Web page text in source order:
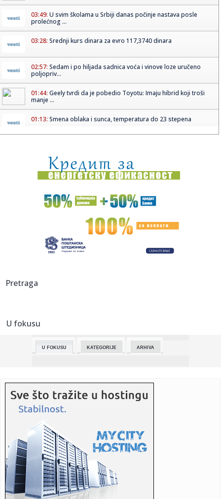
03:49: U svim školama u Srbiji danas počinje nastava posle
prolećnog ...
03:28: Srednji kurs dinara za evro 117,3740 dinara
02:57: Sedam i po hiljada sadnica voća i vinove loze uručeno
poljopriv...
01:44: Geely tvrdi da je pobedio Toyotu: Imaju hibrid koji troši
manje ...
01:13: Smena oblaka i sunca, temperatura do 23 stepena
00:48:Stiže i novi Nissan Xterra
00:44:Kecmanović stao nadomak senzacije u Minhenu! Srbinu
izmakao skal...
Tramp vodi sina u Kinu: Erik uz oca na važnoj misiji!
00:15:Francuska na nogama: Političari besni zbog dolaska Kanjea
00:02:
00:02:
Ovo cvijeće uspijeva na najvećoj vrućini: Raste kao ludo i ne
23:55:Najavljen novi Nissan Skyline
23:46:MATEUS NA KORAK OD ISTORIJE: Zvezdin čuvar mreže juri
jubilej p...
23:45:Oglasio se RHMZ: Otkriveno šta nas čeka večeras, evo
dokad će...
23:30:Pevačica (41) preminula posle teške bolesti, muž je ostavio
Pretraga
U fokusu
U FOKUSU KATEGORIJE ARHIVA